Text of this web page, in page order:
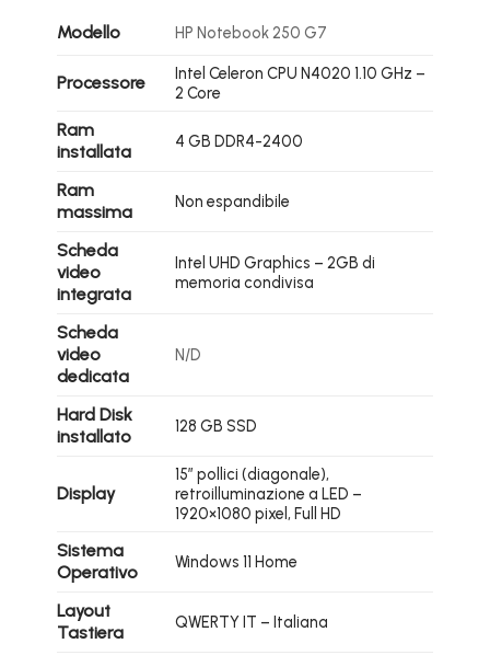
Modello HP Notebook 250 G7
Processore
Intel Celeron CPU N4020 1.10 GHz –
2 Core
Ram
installata
4 GB DDR4-2400
Ram
massima
Non espandibile
Scheda
video
integrata
Intel UHD Graphics – 2GB di
memoria condivisa
Scheda
video
dedicata
N/D
Hard Disk
installato
128 GB SSD
Display
15″ pollici (diagonale),
retroilluminazione a LED –
1920×1080 pixel, Full HD
Sistema
Operativo
Windows 11 Home
Layout
Tastiera
QWERTY IT – Italiana